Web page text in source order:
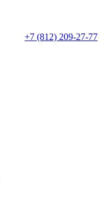
+7 (812) 209-27-77